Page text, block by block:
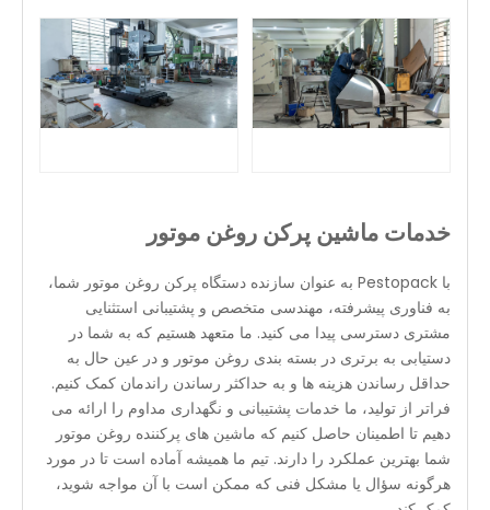
خدمات ماشین پرکن روغن موتور
با Pestopack به عنوان سازنده دستگاه پرکن روغن موتور شما،
به فناوری پیشرفته، مهندسی متخصص و پشتیبانی استثنایی
مشتری دسترسی پیدا می کنید. ما متعهد هستیم که به شما در
دستیابی به برتری در بسته بندی روغن موتور و در عین حال به
حداقل رساندن هزینه ها و به حداکثر رساندن راندمان کمک کنیم.
فراتر از تولید، ما خدمات پشتیبانی و نگهداری مداوم را ارائه می
دهیم تا اطمینان حاصل کنیم که ماشین های پرکننده روغن موتور
شما بهترین عملکرد را دارند. تیم ما همیشه آماده است تا در مورد
هرگونه سؤال یا مشکل فنی که ممکن است با آن مواجه شوید،